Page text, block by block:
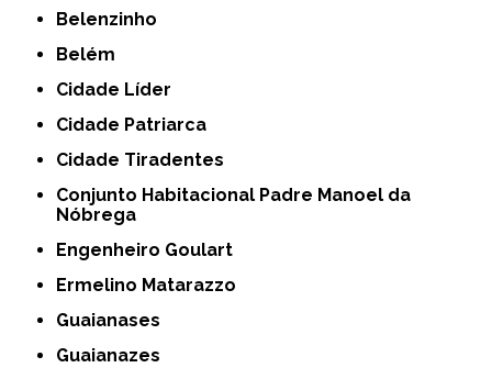
Belenzinho
Belém
Cidade Líder
Cidade Patriarca
Cidade Tiradentes
Conjunto Habitacional Padre Manoel da
Nóbrega
Engenheiro Goulart
Ermelino Matarazzo
Guaianases
Guaianazes